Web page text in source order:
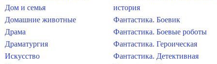
Дом и семья
Домашние животные
Драма
Драматургия
Искусство
история
Фантастика. Боевик
Фантастика. Боевые роботы
Фантастика. Героическая
Фантастика. Детективная